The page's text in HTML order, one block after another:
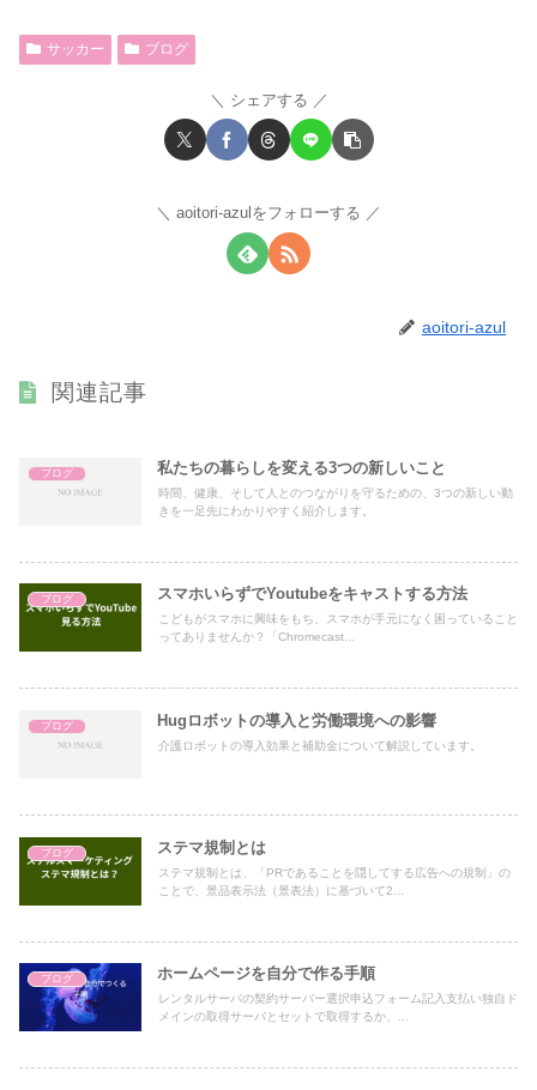
サッカー ブログ
シェアする
aoitori-azulをフォローする
aoitori-azul
関連記事
ブログ 私たちの暮らしを変える3つの新しいこと
時間、健康、そして人とのつながりを守るための、3つの新しい動
きを一足先にわかりやすく紹介します。
ブログ スマホいらずでYoutubeをキャストする方法
こどもがスマホに興味をもち、スマホが手元になく困っていること
ってありませんか？「Chromecast...
ブログ Hugロボットの導入と労働環境への影響
介護ロボットの導入効果と補助金について解説しています。
ブログ ステマ規制とは
ステマ規制とは、「PRであることを隠してする広告への規制」の
ことで、景品表示法（景表法）に基づいて2...
ブログ ホームページを自分で作る手順
レンタルサーバの契約サーバー選択申込フォーム記入支払い独自ド
メインの取得サーバとセットで取得するか、...